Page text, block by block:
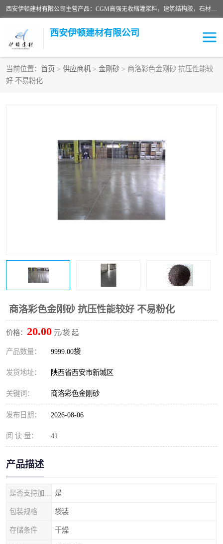
西安伊顿建材有限公司主营产品：CGM高强无收缩灌浆料，建筑结构胶，石材粘合剂，柔性防水材料，环氧修补砂浆等在各个行业得到了客户认可。
西安伊顿建材有限公司
当前位置： 首页 > 供应商机 > 金刚砂 > 商洛彩色金刚砂 抗压性能较
好 不易粉化
商洛彩色金刚砂 抗压性能较好 不易粉化
价格： 20.00 元/袋 起
产品数量： 9999.00袋
发货地址： 陕西省西安市新城区
关键词： 商洛彩色金刚砂
发布日期： 2026-08-06
阅 读 量： 41
产品描述
是
包装规格 袋装
存储条件 干燥
灌浆料
沥青冷补料
高延性混凝土 速凝剂
金刚砂
膨胀剂 混凝土防碳化涂料
融雪剂